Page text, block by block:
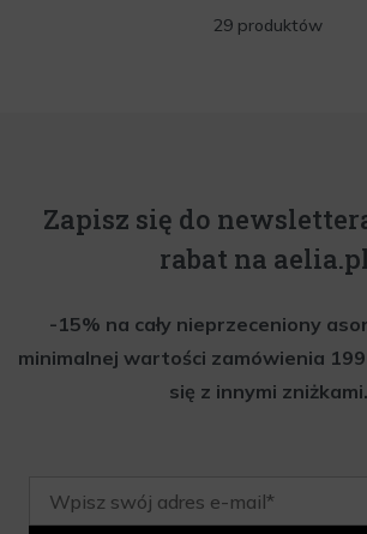
29 produktów
Zapisz się do
rabat na
-15% na cały nieprzeceniony
minimalnej wartości zamówienia 199
się z innymi zniżkami.